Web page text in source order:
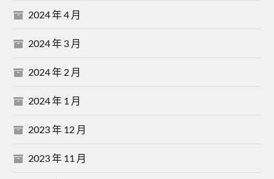
2024 年 4 月
2024 年 3 月
2024 年 2 月
2024 年 1 月
2023 年 12 月
2023 年 11 月